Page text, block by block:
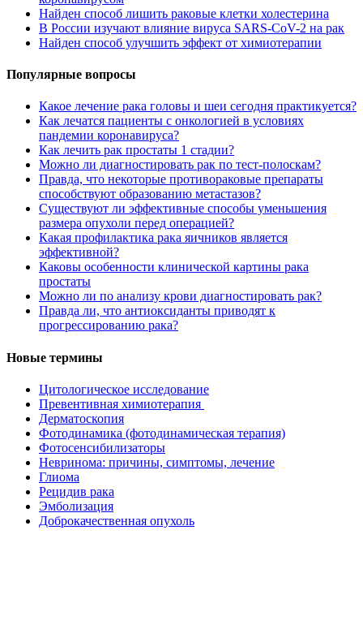
Найден способ лишить раковые клетки холестерина
В России изучают влияние вируса SARS-CoV-2 на рак
Найден способ улучшить эффект от химиотерапии
Популярные вопросы
Какое лечение рака головы и шеи сегодня практикуется?
Как лечатся пациенты с онкологией в условиях
пандемии коронавируса?
Как лечить рак простаты 1 стадии?
Можно ли диагностировать рак по тест-полоскам?
Правда, что некоторые противораковые препараты
способствуют образованию метастазов?
Существуют ли эффективные способы уменьшения
размера опухоли перед операцией?
Какая профилактика рака яичников является
эффективной?
Каковы особенности клинической картины рака
простаты
Можно ли по анализу крови диагностировать рак?
Правда ли, что антиоксиданты приводят к
прогрессированию рака?
Новые термины
Цитологическое исследование
Превентивная химиотерапия
Дерматоскопия
Фотодинамика (фотодинамическая терапия)
Фотосенсибилизаторы
Невринома: причины, симптомы, лечение
Глиома
Рецидив рака
Эмболизация
Доброкачественная опухоль